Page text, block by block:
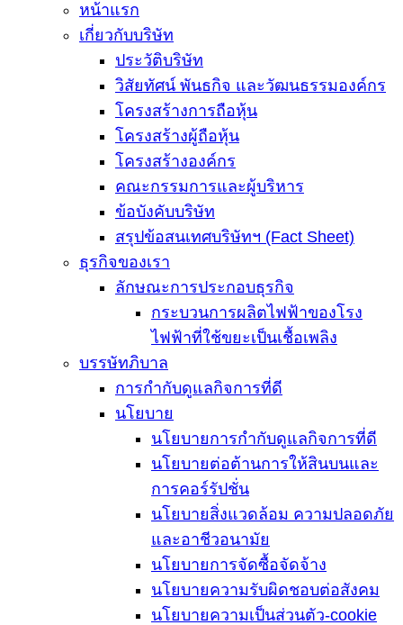
หน้าแรก
เกี่ยวกับบริษัท
ประวัติบริษัท
วิสัยทัศน์ พันธกิจ และวัฒนธรรมองค์กร
โครงสร้างการถือหุ้น
โครงสร้างผู้ถือหุ้น
โครงสร้างองค์กร
คณะกรรมการและผู้บริหาร
ข้อบังคับบริษัท
สรุปข้อสนเทศบริษัทฯ (Fact Sheet)
ธุรกิจของเรา
ลักษณะการประกอบธุรกิจ
กระบวนการผลิตไฟฟ้าของโรง
ไฟฟ้าที่ใช้ขยะเป็นเชื้อเพลิง
บรรษัทภิบาล
การกำกับดูแลกิจการที่ดี
นโยบาย
นโยบายการกำกับดูแลกิจการที่ดี
นโยบายต่อต้านการให้สินบนและ
การคอร์รัปชั่น
นโยบายสิ่งแวดล้อม ความปลอดภัย
และอาชีวอนามัย
นโยบายการจัดซื้อจัดจ้าง
นโยบายความรับผิดชอบต่อสังคม
นโยบายความเป็นส่วนตัว-cookie